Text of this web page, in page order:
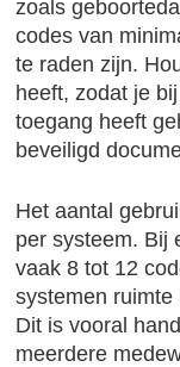
zoals
codes van
te raden zijn.
heeft, zodat je
toegang heeft
beveiligd
Het aantal
per systeem. Bij
vaak 8 tot 12
systemen
Dit is vooral
meerdere